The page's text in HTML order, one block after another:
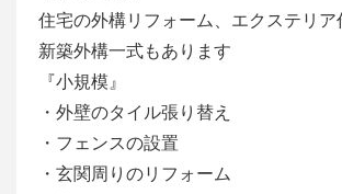
住宅の外構リフォーム、エクステリア
新築外構一式もあります
『小規模』
・外壁のタイル張り替え
・フェンスの設置
・玄関周りのリフォーム